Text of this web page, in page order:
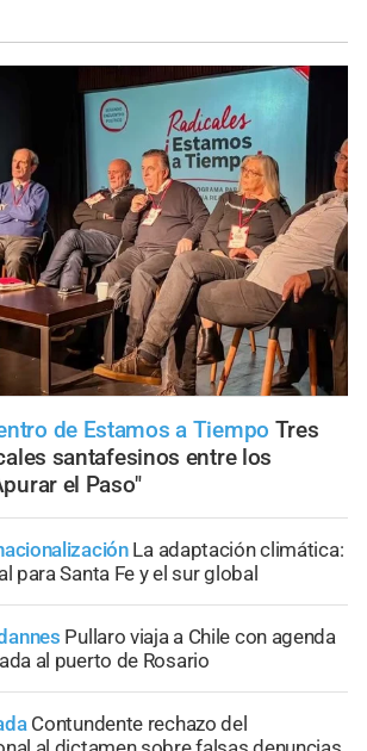
de Estamos a Tiempo Tres
santafesinos entre los
el Paso"
La adaptación climática:
para Santa Fe y el sur global
Pullaro viaja a Chile con agenda
al puerto de Rosario
Contundente rechazo del